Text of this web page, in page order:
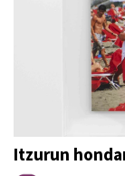
Itzurun